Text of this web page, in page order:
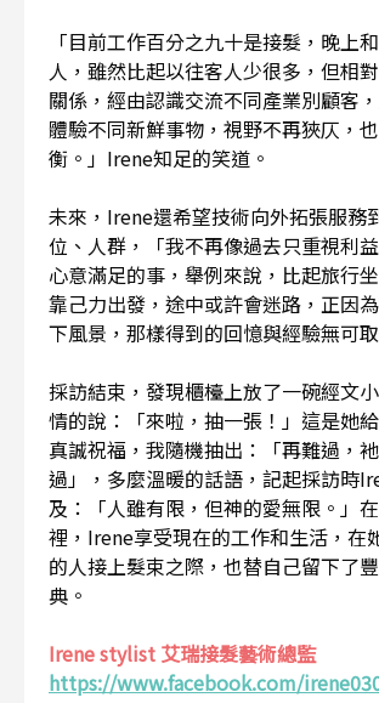
「目前工作百分之九十是接髮，晚上
人，雖然比起以往客人少很多，但相
關係，經由認識交流不同產業別顧客
體驗不同新鮮事物，視野不再狹仄，
衡。」Irene知足的笑道。
未來，Irene還希望技術向外拓張服務
位、人群，「我不再像過去只重視利
心意滿足的事，舉例來說，比起旅行
靠己力出發，途中或許會迷路，正因
下風景，那樣得到的回憶與經驗無可取
採訪結束，發現櫃檯上放了一碗經文
情的說：「來啦，抽一張！」這是她
真誠祝福，我隨機抽出：「再難過，
過」，多麼溫暖的話語，記起採訪時
及：「人雖有限，但神的愛無限。」
裡，Irene享受現在的工作和生活，在
的人接上髮束之際，也替自己留下了
典。
Irene stylist 艾瑞接髮藝術總監
https://www.facebook.com/